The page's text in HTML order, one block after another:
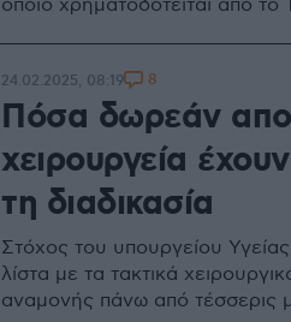
οποίο χρηματοδοτείται από
Πόσα δωρεάν
χειρουργεία
τη διαδικασία
Στόχος του υπουργείου
λίστα με τα τακτικά
αναμονής πάνω από τέσσερις
24.02.2025, 08:19 8